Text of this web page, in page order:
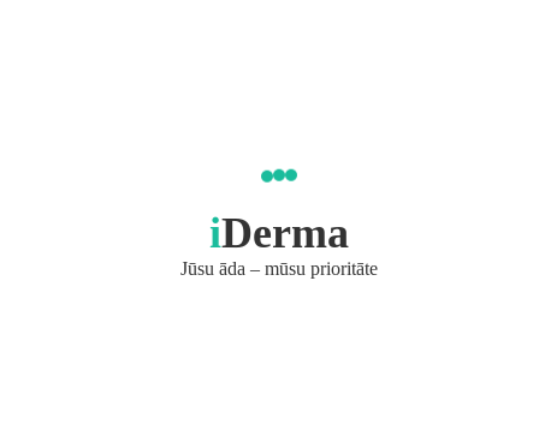
iDerma
Jūsu āda – mūsu prioritāte